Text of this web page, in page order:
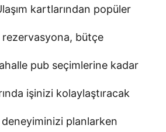
kartlarından popüler
bütçe
pub seçimlerine kadar
işinizi kolaylaştıracak
planlarken